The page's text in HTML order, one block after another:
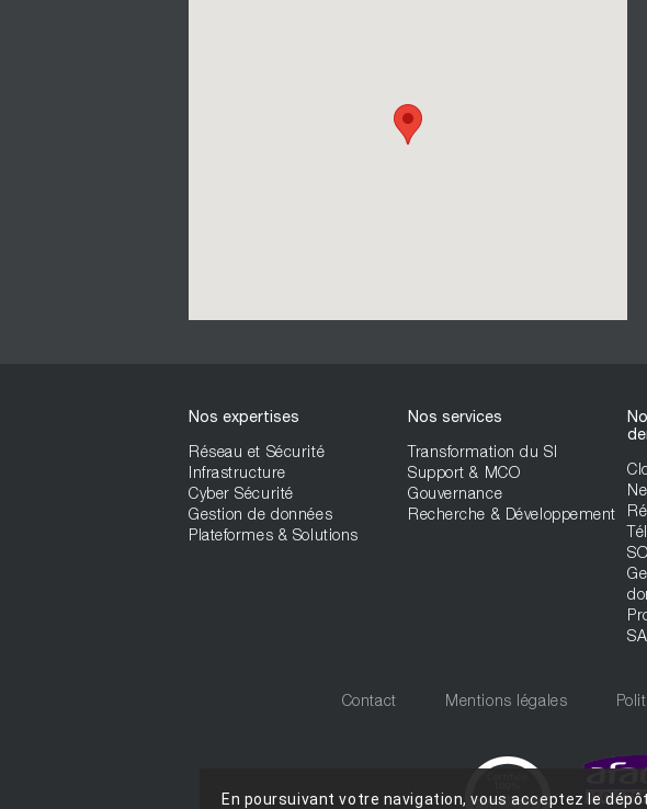
Nos expertises
Réseau et Sécurité
Infrastructure
Cyber Sécurité
Gestion de données
Plateformes & Solutions
Nos services
Transformation du SI
Support & MCO
Gouvernance
Recherche & Développement
Contact Mentions légales
En poursuivant votre navigation, vous acceptez le